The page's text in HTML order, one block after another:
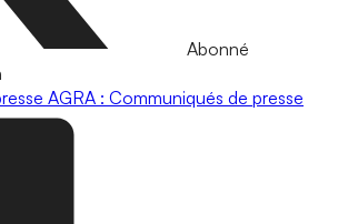
Abonné
AGRA : Communiqués de presse